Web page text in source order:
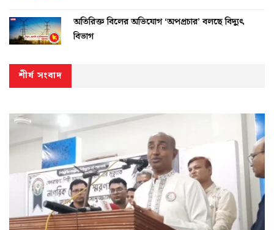
অতিরিক্ত বিলের অভিযোগ ‘অপপ্রচার’ বলছে বিদ্যুৎ
বিভাগ
শীর্ষ সংবাদ